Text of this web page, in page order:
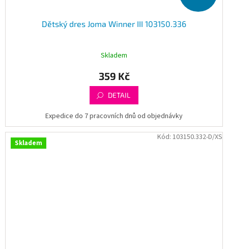
Dětský dres Joma Winner III 103150.336
Skladem
359 Kč
DETAIL
Expedice do 7 pracovních dnů od objednávky
Skladem
Kód: 103150.332-D/XS